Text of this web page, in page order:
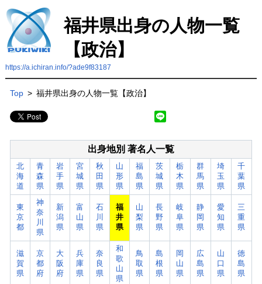
福井県出身の人物一覧
【政治】
https://a.ichiran.info/?ade9f83187
Top > 福井県出身の人物一覧【政治】
出身地別 著名人一覧
北
海
道
青
森
県
岩
手
県
宮
城
県
秋
田
県
山
形
県
福
島
県
茨
城
県
栃
木
県
群
馬
県
埼
玉
県
千
葉
県
東
京
都
神
奈
川
県
新
潟
県
富
山
県
石
川
県
福
井
県
山
梨
県
長
野
県
岐
阜
県
静
岡
県
愛
知
県
三
重
県
滋
賀
県
京
都
府
大
阪
府
兵
庫
県
奈
良
県
和
歌
山
県
鳥
取
県
島
根
県
岡
山
県
広
島
県
山
口
県
徳
島
県